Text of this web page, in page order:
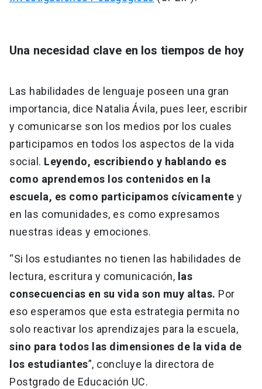
Una necesidad clave en los tiempos de hoy
Las habilidades de lenguaje poseen una gran
importancia, dice Natalia Ávila, pues leer, escribir
y comunicarse son los medios por los cuales
participamos en todos los aspectos de la vida
social. Leyendo, escribiendo y hablando es
como aprendemos los contenidos en la
escuela, es como participamos cívicamente y
en las comunidades, es como expresamos
nuestras ideas y emociones.
“Si los estudiantes no tienen las habilidades de
lectura, escritura y comunicación, las
consecuencias en su vida son muy altas. Por
eso esperamos que esta estrategia permita no
solo reactivar los aprendizajes para la escuela,
sino para todos las dimensiones de la vida de
los estudiantes”, concluye la directora de
Postgrado de Educación UC.